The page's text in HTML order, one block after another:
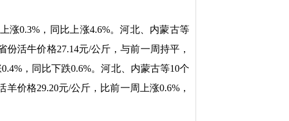
涨0.3%，同比上涨4.6%。河北、内蒙古等
份活牛价格27.14元/公斤，与前一周持平 ，
，同比下跌0.6%。河北、内蒙古等10个
羊价格29.20元/公斤，比前一周上涨0.6%，